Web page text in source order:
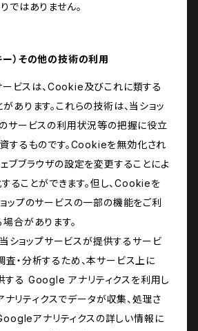
ではありません。
）その他の技術の利用
サービスは、Cookie及びこれに類する
あります。これらの技術は、当ショッ
サービスの利用状況等の把握に役立
するものです。Cookieを無効化され
ブブラウザの設定を変更することによ
ることができます。但し、Cookieを
ップのサービスの一部の機能をご利
合があります。
当ショップサービスが提供するサービ
・分析するため、本サービス上に
る Google アナリティクスを利用し
リティクスでデータが収集、処理さ
アナリティクスの詳しい情報に